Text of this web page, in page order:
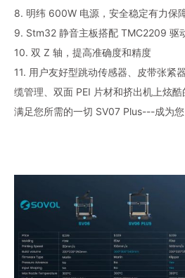
8. 明纬 600W 电源，安全稳定有力保
9. Stm32 静音主板搭配 TMC2209 驱
10. 双 Z 轴，提高准确度和精度
11. 用户友好型跳动传感器、皮带张紧
缆管理、双面 PEI 片材和挤出机上炫酷
满足您所需的一切 SV07 Plus---成为您